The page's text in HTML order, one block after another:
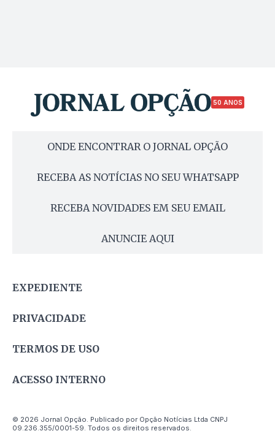
50 ANOS
ONDE ENCONTRAR O JORNAL OPÇÃO
RECEBA AS NOTÍCIAS NO SEU WHATSAPP
RECEBA NOVIDADES EM SEU EMAIL
ANUNCIE AQUI
EXPEDIENTE
PRIVACIDADE
TERMOS DE USO
ACESSO INTERNO
© 2026 Jornal Opção. Publicado por Opção Notícias Ltda CNPJ
09.236.355/0001-59. Todos os direitos reservados.